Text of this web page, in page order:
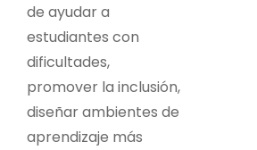
de ayudar a
estudiantes con
dificultades,
promover la inclusión,
diseñar ambientes de
aprendizaje más